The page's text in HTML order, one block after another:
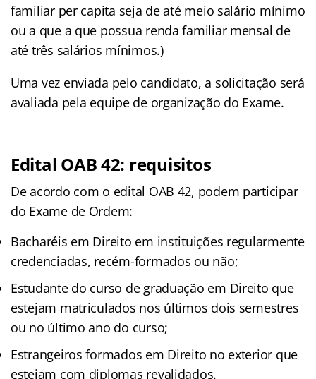
familiar per capita seja de até meio salário mínimo
ou a que a que possua renda familiar mensal de
até três salários mínimos.)
Uma vez enviada pelo candidato, a solicitação será
avaliada pela equipe de organização do Exame.
Edital OAB 42: requisitos
De acordo com o edital OAB 42, podem participar
do Exame de Ordem:
Bacharéis em Direito em instituições regularmente
credenciadas, recém-formados ou não;
Estudante do curso de graduação em Direito que
estejam matriculados nos últimos dois semestres
ou no último ano do curso;
Estrangeiros formados em Direito no exterior que
estejam com diplomas revalidados.